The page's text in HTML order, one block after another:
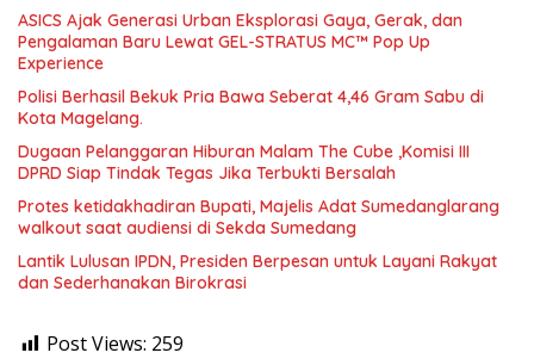
ASICS Ajak Generasi Urban Eksplorasi Gaya, Gerak, dan
Pengalaman Baru Lewat GEL-STRATUS MC™ Pop Up
Experience
Polisi Berhasil Bekuk Pria Bawa Seberat 4,46 Gram Sabu di
Kota Magelang.
Dugaan Pelanggaran Hiburan Malam The Cube ,Komisi III
DPRD Siap Tindak Tegas Jika Terbukti Bersalah
Protes ketidakhadiran Bupati, Majelis Adat Sumedanglarang
walkout saat audiensi di Sekda Sumedang
Lantik Lulusan IPDN, Presiden Berpesan untuk Layani Rakyat
dan Sederhanakan Birokrasi
Post Views: 259